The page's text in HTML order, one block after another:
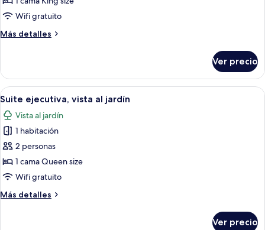
Deluxe,
al
Wifi gratuito
Más detalles
Más
doble
Deluxe,
vista
mar
Ver precio
Abrir
todas
las
fotos
de
Suite
ejecutiva,
al
Sábanas de algodón egipcio y ropa
9
Suite ejecutiva, vista al jardín
Vista al jardín
1 habitación
2 personas
1 cama Queen size
Wifi gratuito
Más detalles
Más
Ver precio